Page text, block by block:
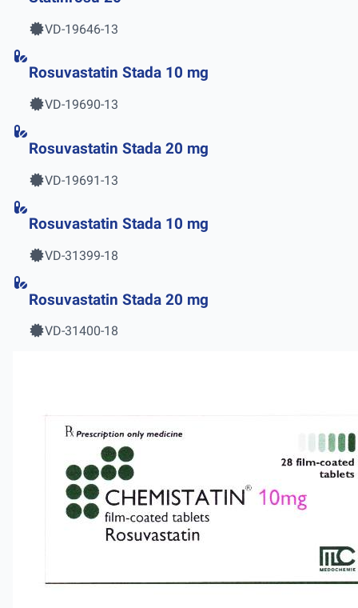
VD-19646-13
Rosuvastatin Stada 10 mg
VD-19690-13
Rosuvastatin Stada 20 mg
VD-19691-13
Rosuvastatin Stada 10 mg
VD-31399-18
Rosuvastatin Stada 20 mg
VD-31400-18